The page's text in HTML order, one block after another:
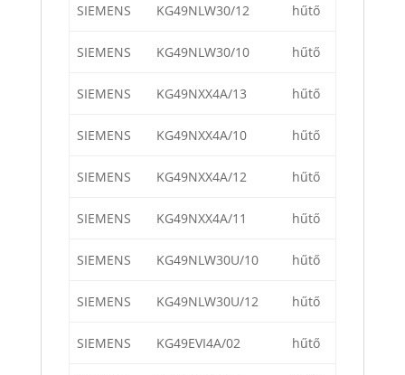
SIEMENS KG49NLW30/12 hűtő
SIEMENS KG49NLW30/10 hűtő
SIEMENS KG49NXX4A/13 hűtő
SIEMENS KG49NXX4A/10 hűtő
SIEMENS KG49NXX4A/12 hűtő
SIEMENS KG49NXX4A/11 hűtő
SIEMENS KG49NLW30U/10 hűtő
SIEMENS KG49NLW30U/12 hűtő
SIEMENS KG49EVI4A/02 hűtő